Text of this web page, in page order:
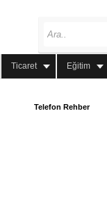
Ticaret Eğitim
Telefon Rehber